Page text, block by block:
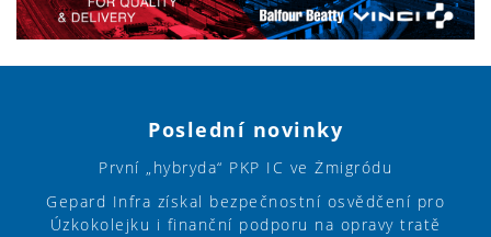
Poslední novinky
První „hybryda“ PKP IC ve Żmigródu
Gepard Infra získal bezpečnostní osvědčení pro
Úzkokolejku i finanční podporu na opravy tratě